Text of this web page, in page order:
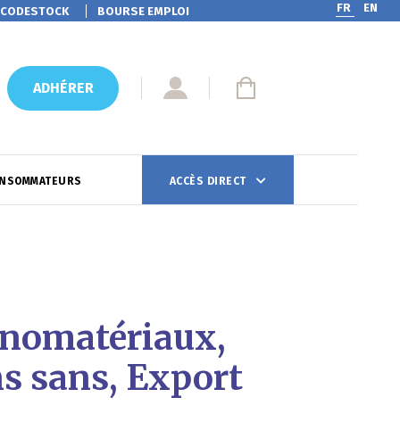
BOURSE EMPLOI FR EN
ADHÉRER
ACCÈS DIRECT
sans, Export